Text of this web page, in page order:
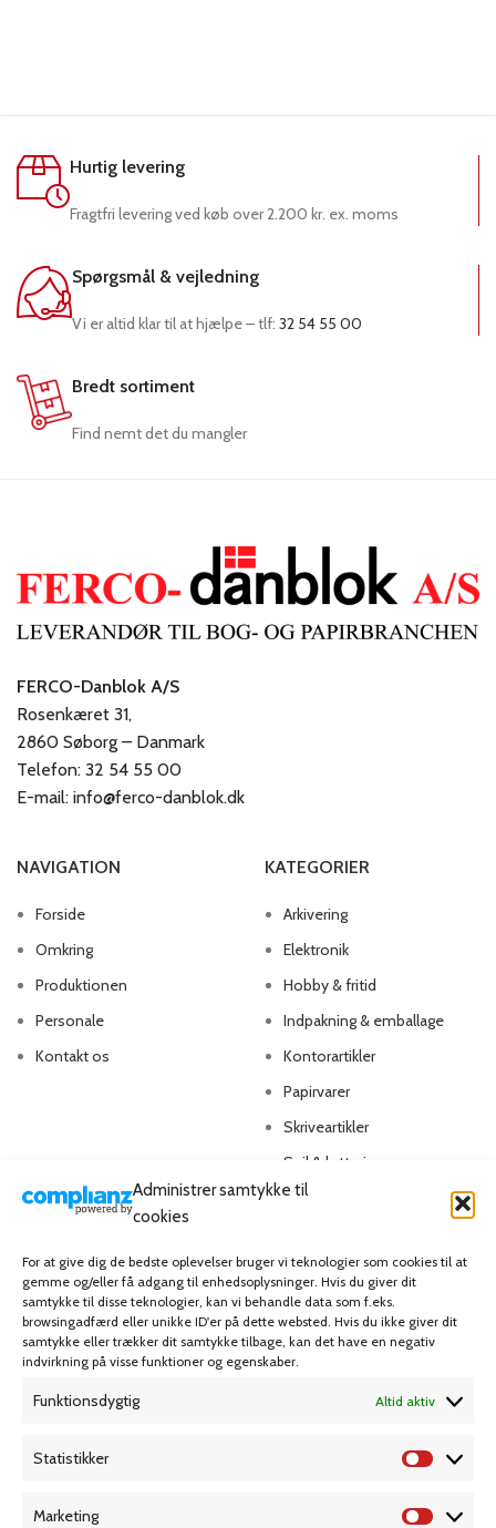
Administrer samtykke til
cookies
For at give dig de bedste oplevelser bruger vi teknologier som cookies til at
gemme og/eller få adgang til enhedsoplysninger. Hvis du giver dit
samtykke til disse teknologier, kan vi behandle data som f.eks.
browsingadfærd eller unikke ID'er på dette websted. Hvis du ikke giver dit
samtykke eller trækker dit samtykke tilbage, kan det have en negativ
indvirkning på visse funktioner og egenskaber.
Funktionsdygtig Altid aktiv
Statistikker
Marketing
Hurtig levering
Fragtfri levering ved køb over 2.200 kr. ex. moms
Spørgsmål & vejledning
Vi er altid klar til at hjælpe – tlf: 32 54 55 00
Bredt sortiment
Find nemt det du mangler
FERCO-Danblok A/S
Rosenkæret 31,
2860 Søborg – Danmark
Telefon: 32 54 55 00
E-mail: info@ferco-danblok.dk
NAVIGATION
Forside
Omkring
Produktionen
Personale
Kontakt os
KATEGORIER
Arkivering
Elektronik
Hobby & fritid
Indpakning & emballage
Kontorartikler
Papirvarer
Skriveartikler
Spil & lotteri
Kontoinformationer
Ordrer
Adresser
Handelsbetingelser
Privatlivspolitik
Bliv kunde